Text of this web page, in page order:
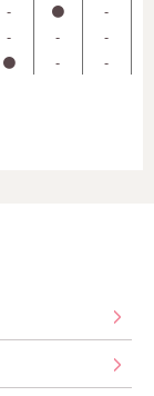
- ●
-
- -
-
● - -